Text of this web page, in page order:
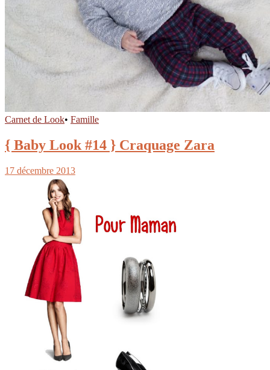
Carnet de Look• Famille
{ Baby Look #14 } Craquage Zara
17 décembre 2013